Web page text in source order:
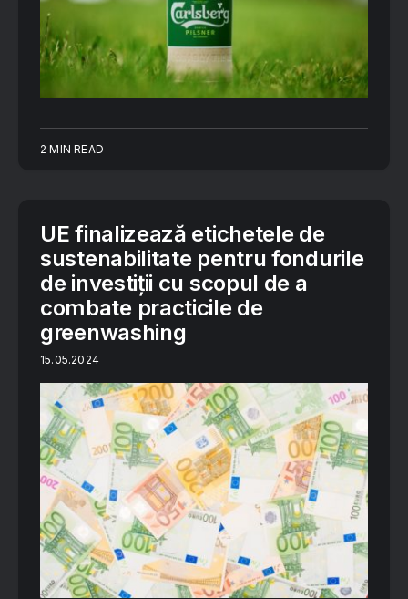
2 MIN READ
UE finalizează etichetele de
sustenabilitate pentru fondurile
de investiții cu scopul de a
combate practicile de
greenwashing
15.05.2024